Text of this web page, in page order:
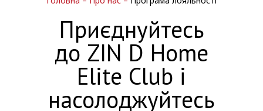
Приєднуйтесь
до ZIN D Home
Elite Club і
насолоджуйтесь